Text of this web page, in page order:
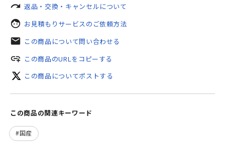
redo 返品・交換・キャンセルについて
face お見積もりサービスのご依頼方法
mail この商品について問い合わせる
add_link この商品のURLをコピーする
この商品についてポストする
この商品の関連キーワード
国産